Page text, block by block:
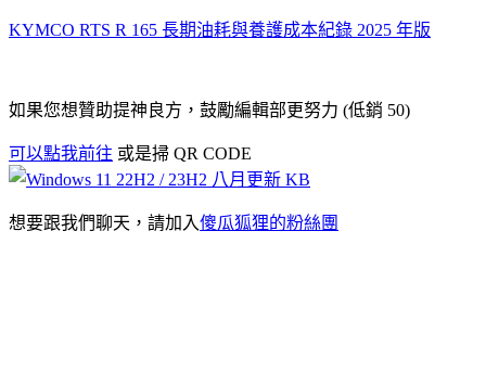
KYMCO RTS R 165 長期油耗與養護成本紀錄 2025 年版
如果您想贊助提神良方，鼓勵編輯部更努力 (低銷 50)
可以點我前往 或是掃 QR CODE
想要跟我們聊天，請加入傻瓜狐狸的粉絲團